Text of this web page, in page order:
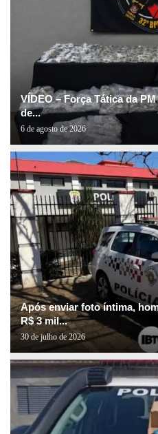
VÍDEO – Força Tática da
de...
6 de agosto de 2026
Após enviar foto íntima,
R$ 3 mil...
30 de julho de 2026